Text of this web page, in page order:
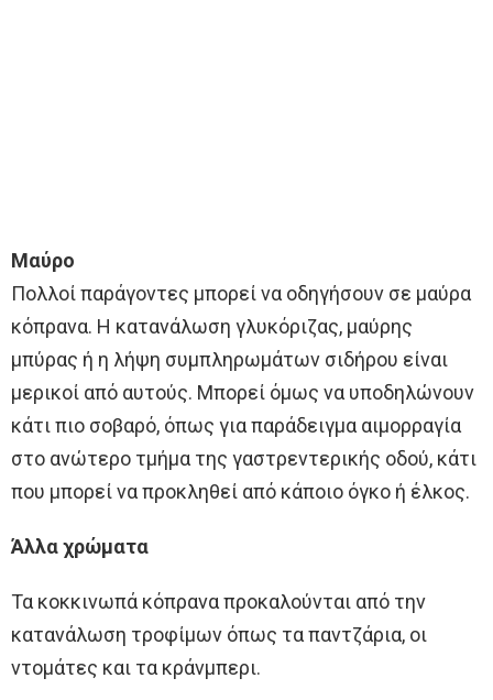
Μαύρο
Πολλοί παράγοντες μπορεί να οδηγήσουν σε μαύρα
κόπρανα. Η κατανάλωση γλυκόριζας, μαύρης
μπύρας ή η λήψη συμπληρωμάτων σιδήρου είναι
μερικοί από αυτούς. Μπορεί όμως να υποδηλώνουν
κάτι πιο σοβαρό, όπως για παράδειγμα αιμορραγία
στο ανώτερο τμήμα της γαστρεντερικής οδού, κάτι
που μπορεί να προκληθεί από κάποιο όγκο ή έλκος.
Άλλα χρώματα
Τα κοκκινωπά κόπρανα προκαλούνται από την
κατανάλωση τροφίμων όπως τα παντζάρια, οι
ντομάτες και τα κράνμπερι.